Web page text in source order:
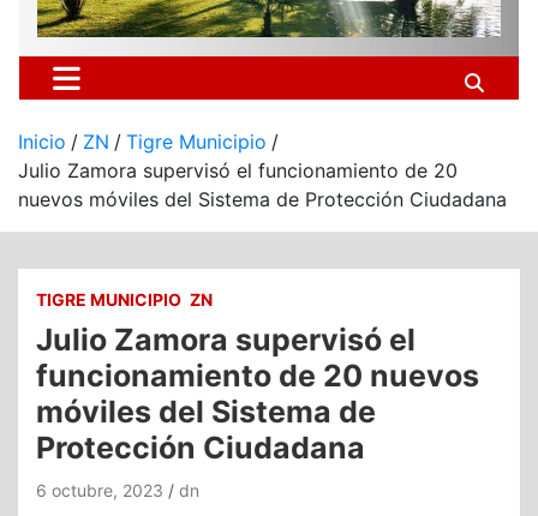
Inicio ZN
Tigre Municipio
Julio Zamora supervisó el funcionamiento de 20
nuevos móviles del Sistema de Protección Ciudadana
TIGRE MUNICIPIO ZN
Julio Zamora supervisó el
funcionamiento de 20 nuevos
móviles del Sistema de
Protección Ciudadana
6 octubre, 2023 dn